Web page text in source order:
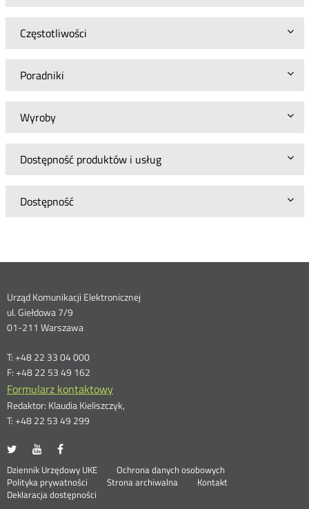
Częstotliwości
Poradniki
Wyroby
Dostępność produktów i usług
Dostępność
Dane
kontaktowe
Urząd Komunikacji Elektronicznej
ul. Giełdowa 7/9
01-211 Warszawa
T: +48 22 33 04 000
F: +48 22 53 49 162
Formularz kontaktowy
Redaktor: Klaudia Kieliszczyk,
T: +48 22 53 49 299
UKE
portalu
Twitter
Otwórz
nowym
oknie
UKE
portalu
Youtube
Otwórz
nowym
oknie
portalu
Facebook
nowym
oknie
Stopka
Dziennik Urzędowy UKE Otwórz
Ochrona danych osobowych
Polityka prywatności
Otwórz
w
Strona archiwalna
Kontakt
Deklaracja dostępności